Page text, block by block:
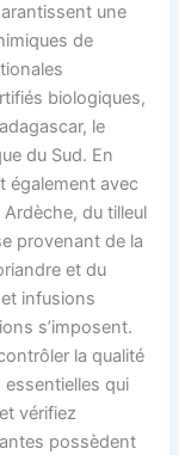
une
de
biologiques,
le
du Sud. En
également avec
du tilleul
provenant de la
et du
infusions
s’imposent.
la qualité
qui
vérifiez
possèdent